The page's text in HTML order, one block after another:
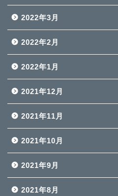
2022年3月
2022年2月
2022年1月
2021年12月
2021年11月
2021年10月
2021年9月
2021年8月